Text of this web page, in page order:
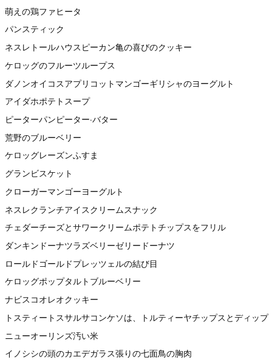
萌えの鶏ファヒータ
パンスティック
ネスレトールハウスピーカン亀の喜びのクッキー
ケロッグのフルーツループス
ダノンオイコスアプリコットマンゴーギリシャのヨーグルト
アイダホポテトスープ
ピーターパンピーター·バター
荒野のブルーベリー
ケロッグレーズンふすま
グランビスケット
クローガーマンゴーヨーグルト
ネスレクランチアイスクリームスナック
チェダーチーズとサワークリームポテトチップスをフリル
ダンキンドーナツラズベリーゼリードーナツ
ロールドゴールドプレッツェルの結び目
ケロッグポップタルトブルーベリー
ナビスコオレオクッキー
トスティートスサルサコンケソは、トルティーヤチップスとディップ
ニューオーリンズ汚い米
イノシシの頭のカエデガラス張りの七面鳥の胸肉